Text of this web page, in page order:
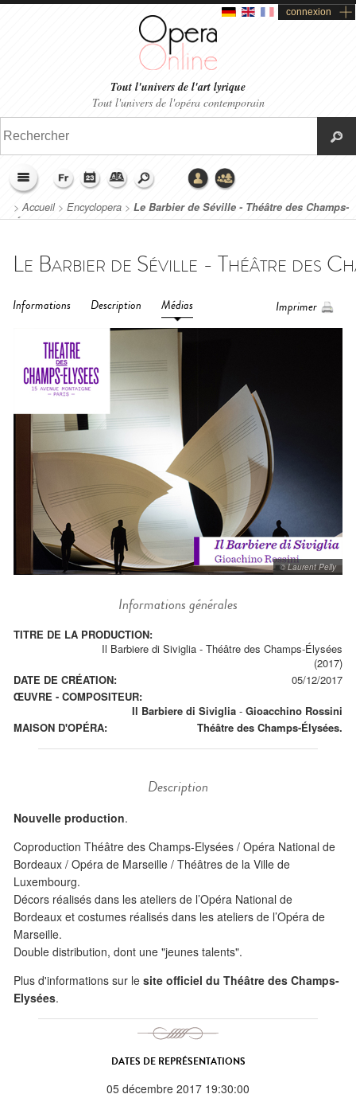
connexion
Tout l'univers de l'art lyrique
Tout l'univers de l'opéra contemporain
>Accueil> Encyclopera > Le Barbier de Séville - Théâtre des Champs-
Élysées (2017)
Informations Description Médias Imprimer
© Laurent Pelly
Informations générales
TITRE DE LA PRODUCTION:
Il Barbiere di Siviglia - Théâtre des Champs-Élysées
(2017)
DATE DE CRÉATION:
05/12/2017
ŒUVRE - COMPOSITEUR:
Il Barbiere di Siviglia - Gioacchino Rossini
MAISON D'OPÉRA:
Théâtre des Champs-Élysées.
Description
Nouvelle production.
Coproduction Théâtre des Champs-Elysées / Opéra National de
Bordeaux / Opéra de Marseille / Théâtres de la Ville de
Luxembourg.
Décors réalisés dans les ateliers de l’Opéra National de
Bordeaux et costumes réalisés dans les ateliers de l’Opéra de
Marseille.
Double distribution, dont une "jeunes talents".
Plus d'informations sur le site officiel du Théâtre des Champs-
Elysées.
DATES DE REPRÉSENTATIONS
05 décembre 2017 19:30:00